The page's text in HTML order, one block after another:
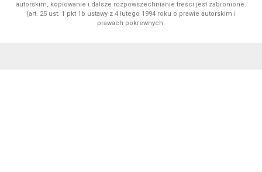
autorskim, kopiowanie i dalsze rozpowszechnianie treści jest zabronione.
(art. 25 ust. 1 pkt 1b ustawy z 4 lutego 1994 roku o prawie autorskim i
prawach pokrewnych.